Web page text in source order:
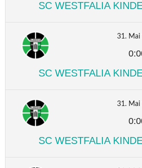
SC WESTFALIA
31. Mai
SC WESTFALIA
31. Mai
SC WESTFALIA